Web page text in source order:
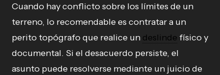
Cuando hay conflicto sobre los límites de un
terreno, lo recomendable es contratar a un
perito topógrafo que realice un deslinde físico y
documental. Si el desacuerdo persiste, el
asunto puede resolverse mediante un juicio de